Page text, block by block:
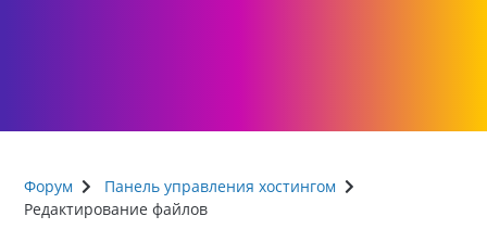
Форум
Панель управления хостингом
Редактирование файлов